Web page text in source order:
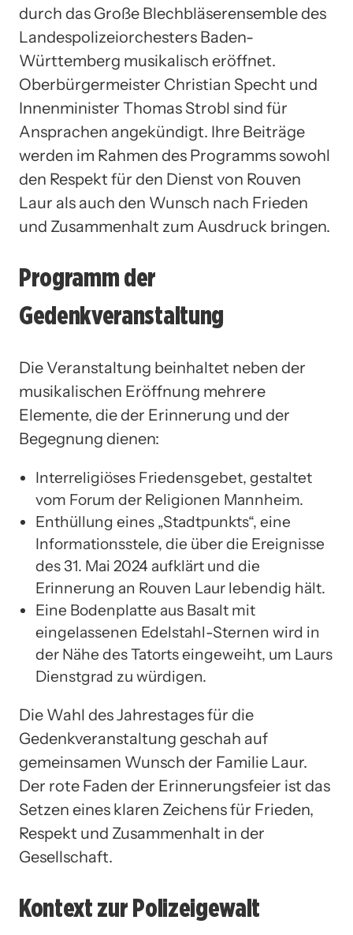
durch das Große Blechbläserensemble des
Landespolizeiorchesters Baden-
Württemberg musikalisch eröffnet.
Oberbürgermeister Christian Specht und
Innenminister Thomas Strobl sind für
Ansprachen angekündigt. Ihre Beiträge
werden im Rahmen des Programms sowohl
den Respekt für den Dienst von Rouven
Laur als auch den Wunsch nach Frieden
und Zusammenhalt zum Ausdruck bringen.
Programm der
Gedenkveranstaltung
Die Veranstaltung beinhaltet neben der
musikalischen Eröffnung mehrere
Elemente, die der Erinnerung und der
Begegnung dienen:
Interreligiöses Friedensgebet, gestaltet
vom Forum der Religionen Mannheim.
Enthüllung eines „Stadtpunkts“, eine
Informationsstele, die über die Ereignisse
des 31. Mai 2024 aufklärt und die
Erinnerung an Rouven Laur lebendig hält.
Eine Bodenplatte aus Basalt mit
eingelassenen Edelstahl-Sternen wird in
der Nähe des Tatorts eingeweiht, um Laurs
Dienstgrad zu würdigen.
Die Wahl des Jahrestages für die
Gedenkveranstaltung geschah auf
gemeinsamen Wunsch der Familie Laur.
Der rote Faden der Erinnerungsfeier ist das
Setzen eines klaren Zeichens für Frieden,
Respekt und Zusammenhalt in der
Gesellschaft.
Kontext zur Polizeigewalt